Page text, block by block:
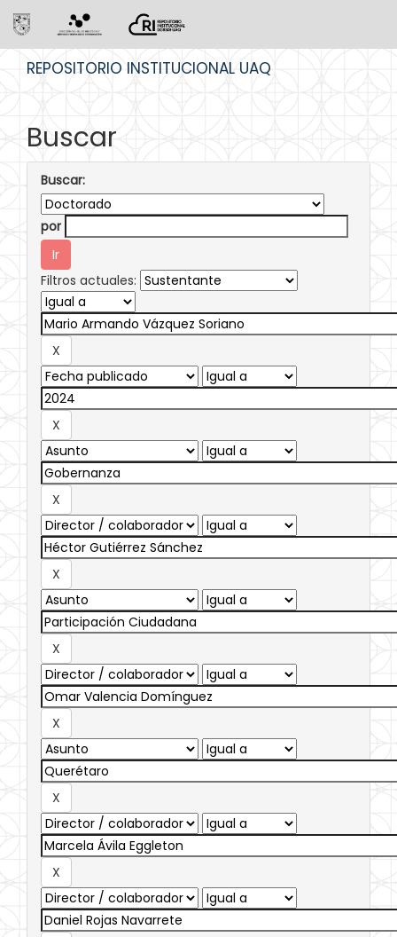
REPOSITORIO INSTITUCIONAL UAQ
Buscar
Buscar:
por
Filtros actuales: